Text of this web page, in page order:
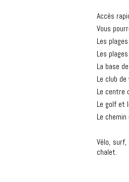
Accès
Vous
Les
Les
La base
Le club
Le centre
Le golf et
Le
Vélo,
chalet.